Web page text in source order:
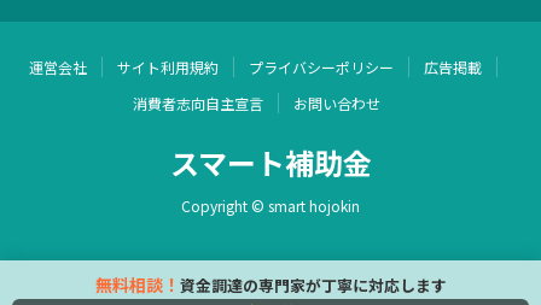
運営会社 サイト利用規約 プライバシーポリシー
広告掲載
消費者志向自主宣言
お問い合わせ
スマート補助金
Copyright © smart hojokin
無料相談！ 資金調達の専門家が丁寧に対応します